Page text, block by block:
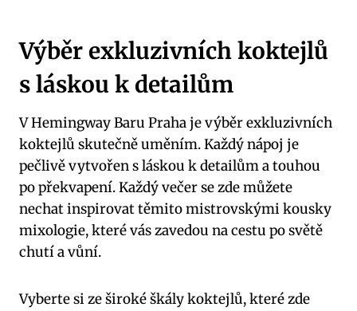
Výběr exkluzivních koktejlů
s láskou k detailům
V Hemingway Baru Praha je výběr exkluzivních
koktejlů skutečně uměním. Každý nápoj je
pečlivě vytvořen s láskou k detailům a touhou
po překvapení. Každý večer se zde můžete
nechat inspirovat těmito mistrovskými kousky
mixologie, které vás zavedou na cestu po světě
chutí a vůní.
Vyberte si ze široké škály koktejlů, které zde